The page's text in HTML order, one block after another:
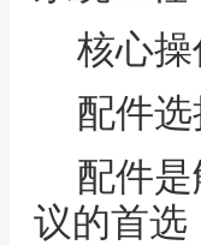
核心
配件
配件
议的首选